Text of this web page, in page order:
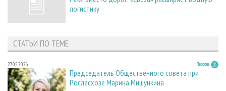
логистику
СТАТЬИ ПО ТЕМЕ
27.05.2026 Персона
Председатель Общественного совета при
Рослесхозе Марина Мишункина